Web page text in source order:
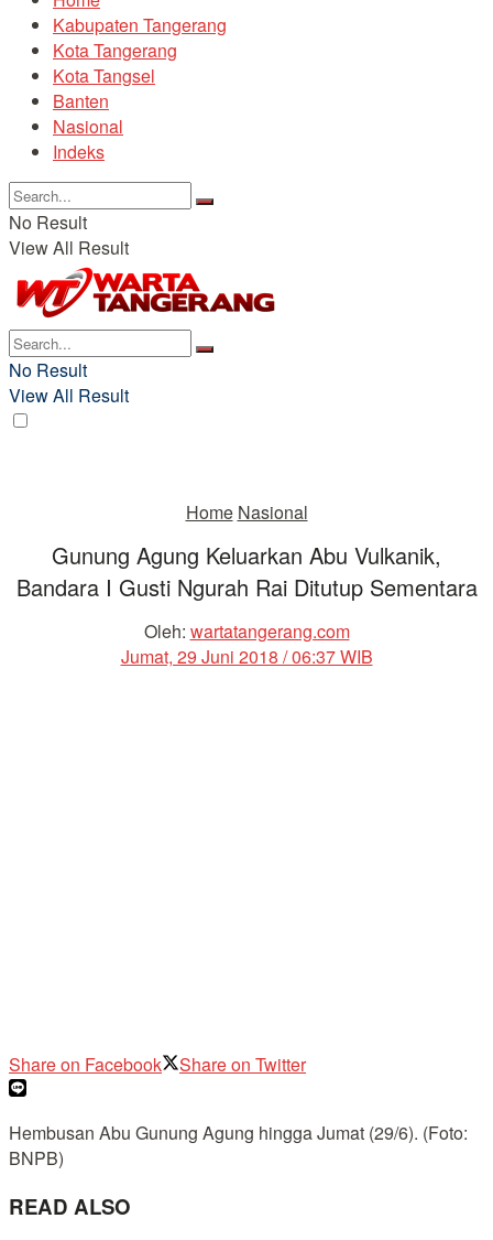
Kabupaten Tangerang
Kota Tangerang
Kota Tangsel
Banten
Nasional
Indeks
No Result
View All Result
No Result
View All Result
Home Nasional
Gunung Agung Keluarkan Abu Vulkanik,
Bandara I Gusti Ngurah Rai Ditutup Sementara
Oleh: wartatangerang.com
Jumat, 29 Juni 2018 / 06:37 WIB
Share on Facebook Share on Twitter
Hembusan Abu Gunung Agung hingga Jumat (29/6). (Foto:
BNPB)
READ ALSO